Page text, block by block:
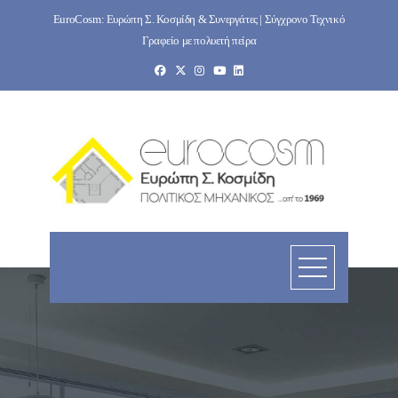
EuroCosm: Ευρώπη Σ. Κοσμίδη & Συνεργάτες | Σύγχρονο Τεχνικό
Γραφείο με πολυετή πείρα